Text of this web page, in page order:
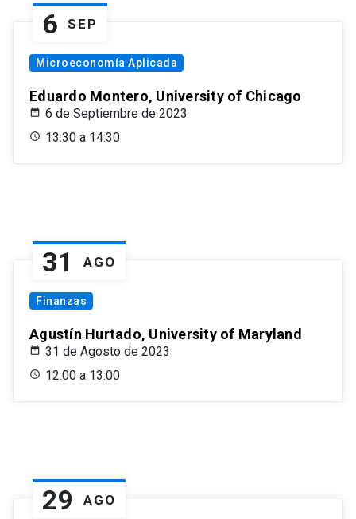
6 SEP
Microeconomía Aplicada
Eduardo Montero, University of Chicago
6 de Septiembre de 2023
13:30 a 14:30
31 AGO
Finanzas
Agustín Hurtado, University of Maryland
31 de Agosto de 2023
12:00 a 13:00
29 AGO